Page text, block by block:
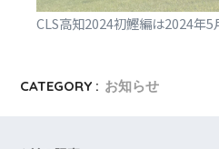
CLS高知2024初鰹編は2024年5
CATEGORY : お知らせ